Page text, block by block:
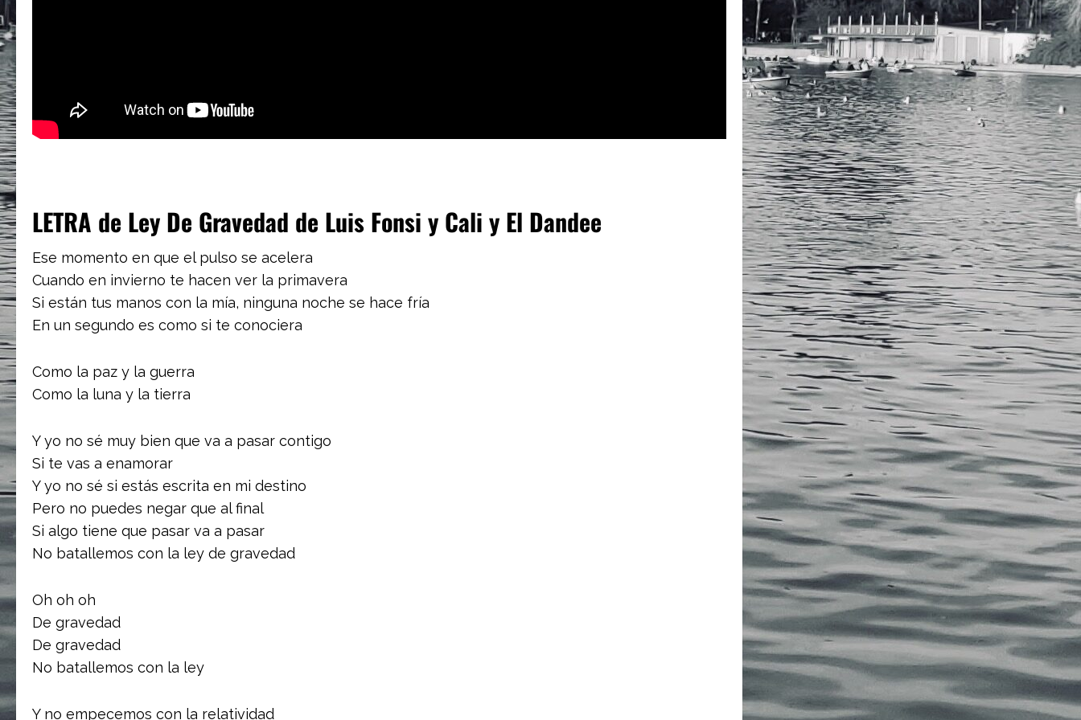
LETRA de Ley De Gravedad de Luis Fonsi y Cali y El Dandee
Ese momento en que el pulso se acelera
Cuando en invierno te hacen ver la primavera
Si están tus manos con la mía, ninguna noche se hace fría
En un segundo es como si te conociera
Como la paz y la guerra
Como la luna y la tierra
Y yo no sé muy bien que va a pasar contigo
Si te vas a enamorar
Y yo no sé si estás escrita en mi destino
Pero no puedes negar que al final
Si algo tiene que pasar va a pasar
No batallemos con la ley de gravedad
Oh oh oh
De gravedad
De gravedad
No batallemos con la ley
Y no empecemos con la relatividad